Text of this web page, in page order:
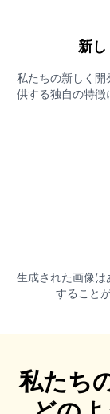
新
私たちの新しく
供する独自の特
生成された画像
すること
私たち